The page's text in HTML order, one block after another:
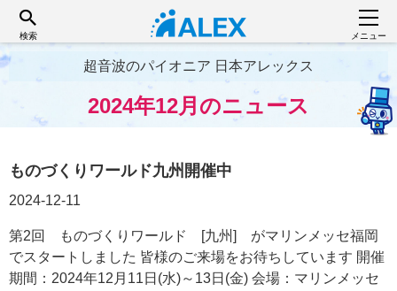
検索 メニュー
超音波のパイオニア 日本アレックス
2024年12月のニュース
ものづくりワールド九州開催中
2024-12-11
第2回 ものづくりワールド [九州] がマリンメッセ福岡
でスタートしました 皆様のご来場をお待ちしています 開催
期間：2024年12月11日(水)～13日(金) 会場：マリンメッセ